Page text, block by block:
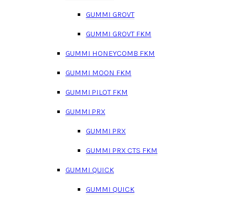
GUMMI GROVT
GUMMI GROVT FKM
GUMMI HONEYCOMB FKM
GUMMI MOON FKM
GUMMI PILOT FKM
GUMMI PRX
GUMMI PRX
GUMMI PRX CTS FKM
GUMMI QUICK
GUMMI QUICK